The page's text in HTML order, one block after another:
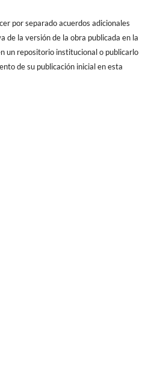
por separado acuerdos adicionales
de la versión de la obra publicada en la
un repositorio institucional o publicarlo
de su publicación inicial en esta